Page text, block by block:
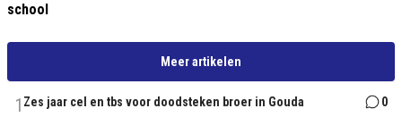
school
Meer artikelen
1 Zes jaar cel en tbs voor doodsteken broer in Gouda 0